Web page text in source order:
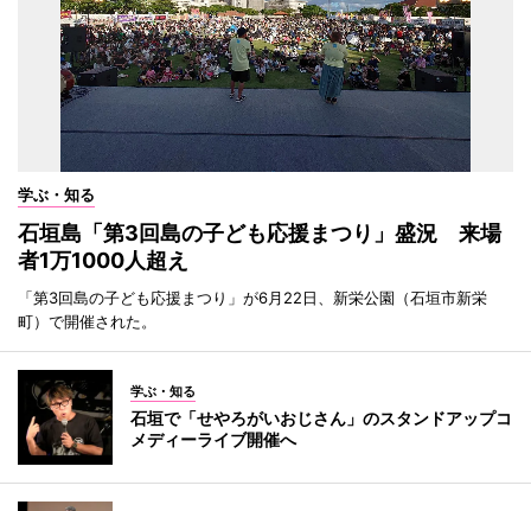
学ぶ・知る
石垣島「第3回島の子ども応援まつり」盛況 来場
者1万1000人超え
「第3回島の子ども応援まつり」が6月22日、新栄公園（石垣市新栄
町）で開催された。
学ぶ・知る
石垣で「せやろがいおじさん」のスタンドアップコ
メディーライブ開催へ